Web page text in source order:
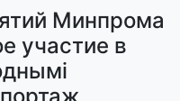
Минпрома
участие в